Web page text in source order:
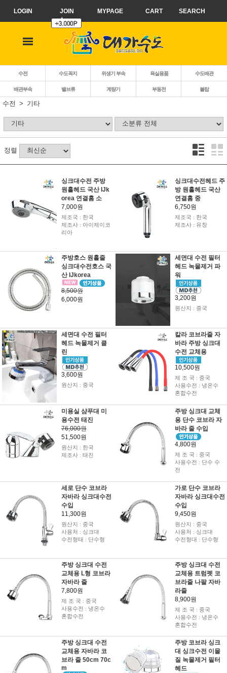
LOGIN JOIN MYPAGE CART SEARCH
수전 수도꼭지 위생기 부속 욕실용품 수도배관
배관부속 밸브류 계량기 부동전
볼탑
수전
기타
정렬
싱크대수전 주방
원홀헤드 국산 IJk
orea 연결홈 소
7,000원
제조국 : 한국
제조사 : 아이제이코
리아
싱크대수전헤드 주
방 원홀헤드 국산
연결홈 중
6,750원
제조국 : 한국
제조사 : 유창
주방호스 원홀줄
싱크대수전호스 국
산 IJkorea
8,500원
6,000원
세면대 수전 필터
헤드 녹물제거 파
워
3,200원
원산지 : 중국
세면대 수전 필터
헤드 녹물제거 클
린
3,600원
원산지 : 중국
칼라 코브라줄 자
바라 주방 싱크대
수전 교체용
10,500원
제 조 국 : 중국
사용수전 : 냉온수
혼합수전
미용실 샴푸대 미
용수전 태진
76,000원
51,500원
원산지 : 한국
제조사 : 태진
주방 싱크대 교체
용 단수 코브라 자
바라 줄 수입
4,800원
제 조 국 : 중국
사용수전 : 단수 수
전
세로 단수 코브라
자바라 싱크대수전
수입
11,300원
원산지 : 중국
사용처 : 싱크대
수전형태 : 단수형
가로 단수 코브라
자바라 싱크대수전
수입
9,450원
원산지 : 중국
사용처 : 싱크대
수전형대 : 단수형
주방 싱크대 수전
교체용 L형 코브라
자바라 줄
7,800원
제 조 국 : 중국
사용수전 : 냉온수
혼합수전
주방 싱크대 수전
교체용 트럼펫 코
브라줄 나팔 자바
라줄
8,900원
제 조 국 : 중국
사용수전 : 냉온수
혼합수전
주방 싱크대 수전
교체용 자바라 코
브라 줄 50cm 70c
m
주방 코브라 싱크
대 싱크수전 이물
질 녹물제거 필터
헤드